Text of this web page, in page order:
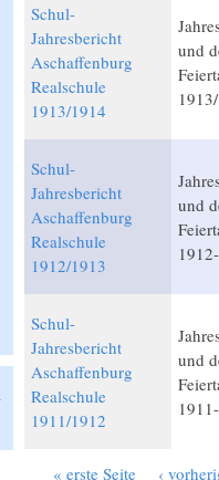
Schul-
Jahresbericht
Aschaffenburg
Realschule
1913/1914
und
Schul-
Jahresbericht
Aschaffenburg
Realschule
1912/1913
und
Schul-
Jahresbericht
Aschaffenburg
Realschule
1911/1912
und
« erste Seite ‹